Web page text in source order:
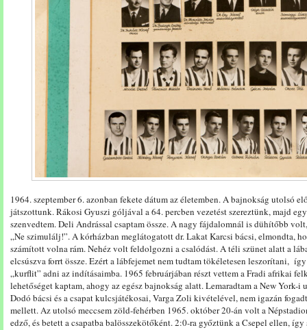
1964. szeptember 6. azonban fekete dátum az életemben. A bajnokság utolsó
játszottunk. Rákosi Gyuszi góljával a 64. percben vezetést szereztünk, majd
szenvedtem. Deli Andrással csaptam össze. A nagy fájdalomnál is dühítőbb
„Ne szimulálj!”. A kórházban meglátogatott dr. Lakat Karcsi bácsi, elmondta,
számított volna rám. Nehéz volt feldolgozni a csalódást. A téli szünet alatt a
elcsúszva forrt össze. Ezért a lábfejemet nem tudtam tökéletesen leszorítani,
„kurflit” adni az indításaimba. 1965 februárjában részt vettem a Fradi afrikai
lehetőséget kaptam, ahogy az egész bajnokság alatt. Lemaradtam a New York-i
Dodó bácsi és a csapat kulcsjátékosai, Varga Zoli kivételével, nem igazán
mellett. Az utolsó meccsem zöld-fehérben 1965. október 20-án volt a
edző, és betett a csapatba balösszekötőként. 2:0-ra győztünk a Csepel ellen,